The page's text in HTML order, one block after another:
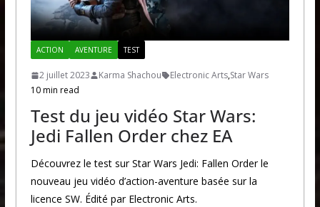
ACTION AVENTURE TEST
2 juillet 2023 Karma Shachou Electronic Arts,Star Wars
10 min read
Test du jeu vidéo Star Wars:
Jedi Fallen Order chez EA
Découvrez le test sur Star Wars Jedi: Fallen Order le
nouveau jeu vidéo d’action-aventure basée sur la
licence SW. Édité par Electronic Arts.